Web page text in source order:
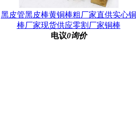
黑皮管黑皮棒黄铜棒粗厂家直供实心铜
棒厂家现货供应零割厂家铜棒
电议0询价